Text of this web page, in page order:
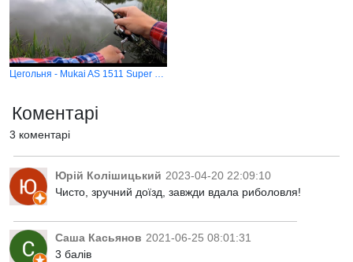
Цегольня - Mukai AS 1511 Super Sure Light Black
Коментарі
3 коментарі
Юрій Колішицький 2023-04-20 22:09:10
Чисто, зручний доїзд, завжди вдала риболовля!
Саша Касьянов 2021-06-25 08:01:31
3 балів